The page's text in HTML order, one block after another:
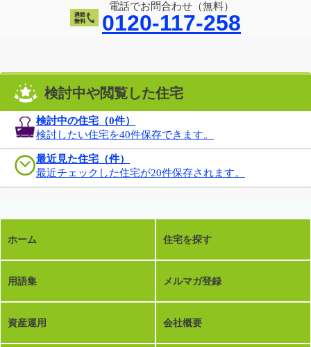
電話でお問合わせ（無料）
0120-117-258
検討中や閲覧した住宅
検討中の住宅（0件）
検討したい住宅を40件保存できます。
最近見た住宅（件）
最近チェックした住宅が20件保存されます。
ホーム 住宅を探す
用語集 メルマガ登録
資産運用 会社概要